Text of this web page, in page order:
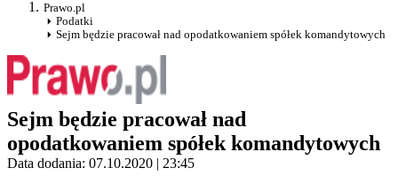
Prawo.pl
Podatki
Sejm będzie pracował nad opodatkowaniem spółek komandytowych
Sejm będzie pracował nad
opodatkowaniem spółek komandytowych
Data dodania: 07.10.2020 | 23:45